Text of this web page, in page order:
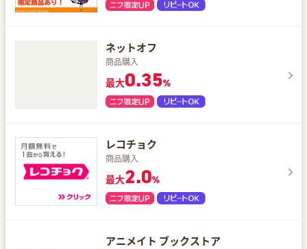
ネットオフ
商品購入
最大0.35%
レコチョク
商品購入
最大2.0%
アニメイト ブックストア